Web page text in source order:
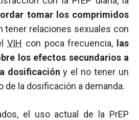
tomar los comprimidos
tener relaciones sexuales con
VIH con poca frecuencia,
las
los efectos secundarios a
dosificacióny el no tener un
de la dosificación a demanda.
el uso actual de la PrEP